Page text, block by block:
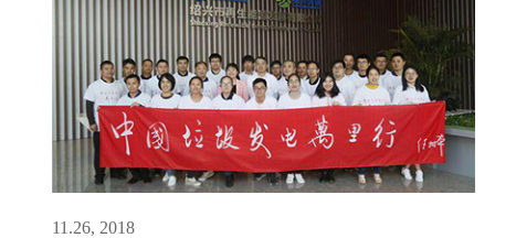
11.26, 2018